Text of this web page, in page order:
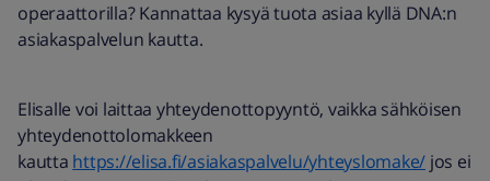
operaattorilla? Kannattaa kysyä tuota asiaa kyllä DNA:n
asiakaspalvelun kautta.
Elisalle voi laittaa yhteydenottopyyntö, vaikka sähköisen
yhteydenottolomakkeen
kautta https://elisa.fi/asiakaspalvelu/yhteyslomake/ jos ei